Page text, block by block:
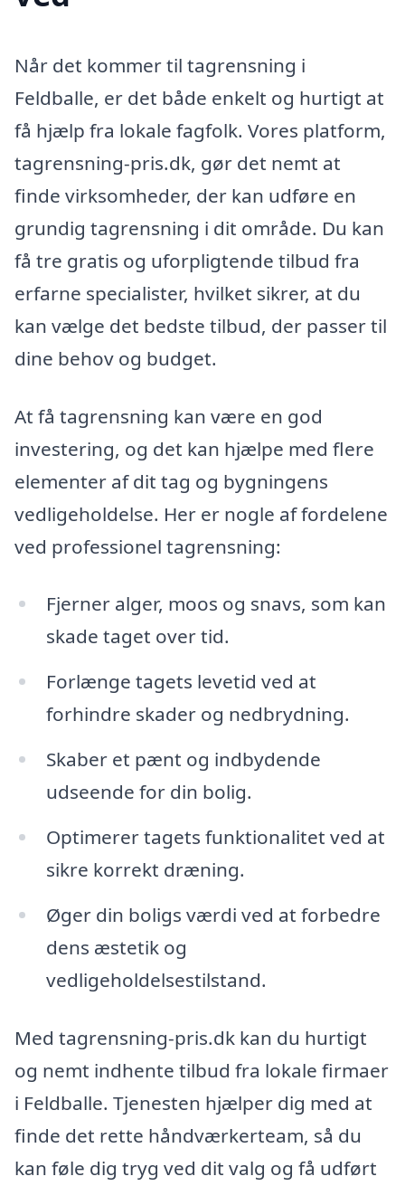
Når det kommer til tagrensning i
Feldballe, er det både enkelt og hurtigt at
få hjælp fra lokale fagfolk. Vores platform,
tagrensning-pris.dk, gør det nemt at
finde virksomheder, der kan udføre en
grundig tagrensning i dit område. Du kan
få tre gratis og uforpligtende tilbud fra
erfarne specialister, hvilket sikrer, at du
kan vælge det bedste tilbud, der passer til
dine behov og budget.
At få tagrensning kan være en god
investering, og det kan hjælpe med flere
elementer af dit tag og bygningens
vedligeholdelse. Her er nogle af fordelene
ved professionel tagrensning:
Fjerner alger, moos og snavs, som kan
skade taget over tid.
Forlænge tagets levetid ved at
forhindre skader og nedbrydning.
Skaber et pænt og indbydende
udseende for din bolig.
Optimerer tagets funktionalitet ved at
sikre korrekt dræning.
Øger din boligs værdi ved at forbedre
dens æstetik og
vedligeholdelsestilstand.
Med tagrensning-pris.dk kan du hurtigt
og nemt indhente tilbud fra lokale firmaer
i Feldballe. Tjenesten hjælper dig med at
finde det rette håndværkerteam, så du
kan føle dig tryg ved dit valg og få udført